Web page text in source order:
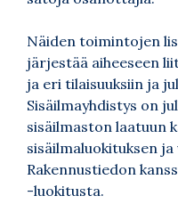
Näiden toimintojen
järjestää aiheeseen
ja eri tilaisuuksiin ja
Sisäilmayhdistys on
sisäilmaston laatuun
sisäilmaluokituksen ja
Rakennustiedon
-luokitusta.